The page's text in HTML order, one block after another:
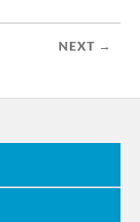
NEXT →